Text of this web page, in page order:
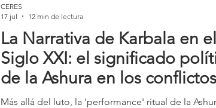
La Narrativa de Karbala en el
Siglo XXI: el significado
de la Ashura en los
2026 en el Líbano e Irán
Más allá del luto, la 'performance' ritual de la
CERES
17 jul
12 min de lectura